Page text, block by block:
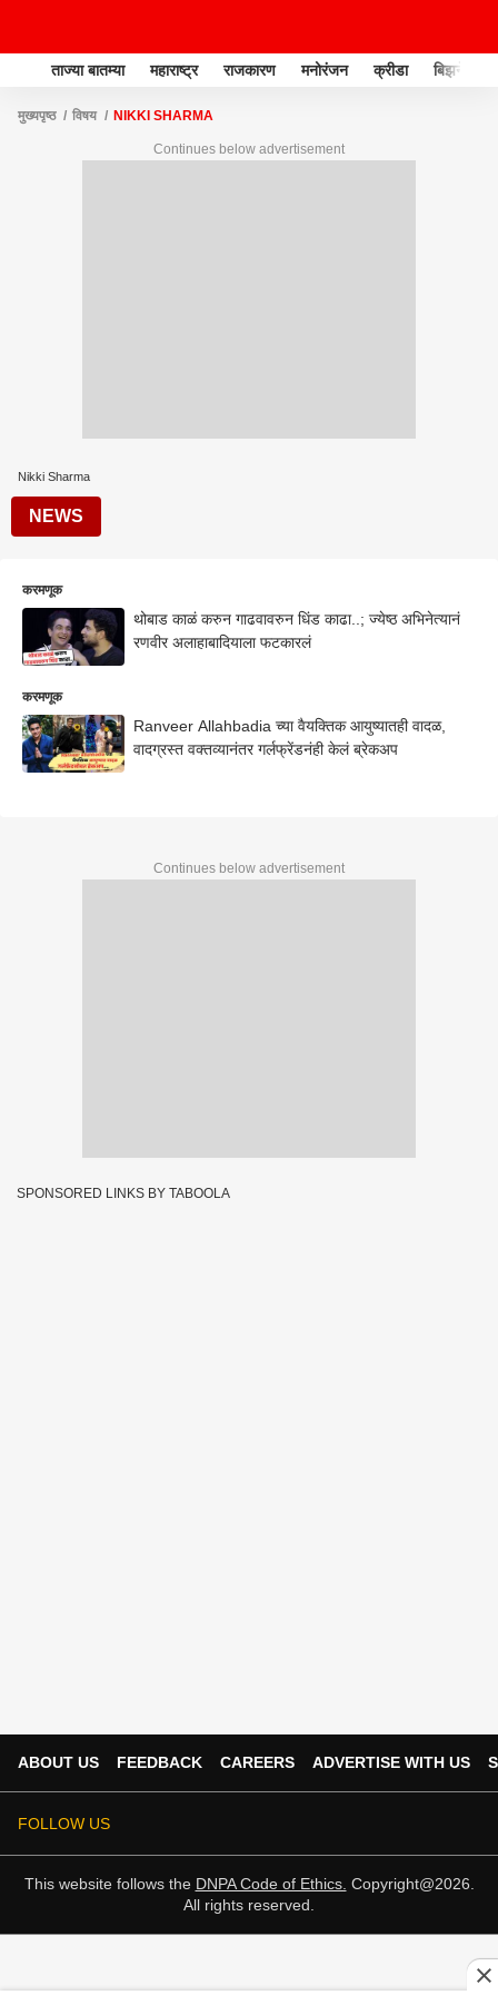
ताज्या बातम्या महाराष्ट्र राजकारण मनोरंजन क्रीडा बिझनेस
मुख्यपृष्ठ विषय NIKKI SHARMA
Continues below advertisement
Nikki Sharma
NEWS
करमणूक
थोबाड काळं करुन गाढवावरुन धिंड काढा..; ज्येष्ठ अभिनेत्यानं
रणवीर अलाहाबादियाला फटकारलं
करमणूक
Ranveer Allahbadia च्या वैयक्तिक आयुष्यातही वादळ,
वादग्रस्त वक्तव्यानंतर गर्लफ्रेंडनंही केलं ब्रेकअप
Continues below advertisement
SPONSORED LINKS BY TABOOLA
ABOUT US FEEDBACK CAREERS ADVERTISE WITH US
FOLLOW US
This website follows the DNPA Code of Ethics. Copyright@2026.
All rights reserved.